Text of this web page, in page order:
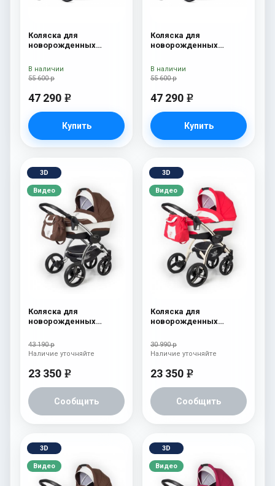
Коляска для
новорожденных
Grey
55 600 р
47 290 e
Купить
В наличии
Коляска для
новорожденных
Denim
55 600 р
47 290 e
Купить
В наличии
3D
Видео
Коляска для
новорожденных
Chrome) Chek
43 190 р
23 350 e
Сообщить
Наличие уточняйте
3D
Видео
Коляска для
новорожденных
Beige) Red Lux
30 990 р
23 350 e
Сообщить
Наличие уточняйте
3D
Видео
3D
Видео